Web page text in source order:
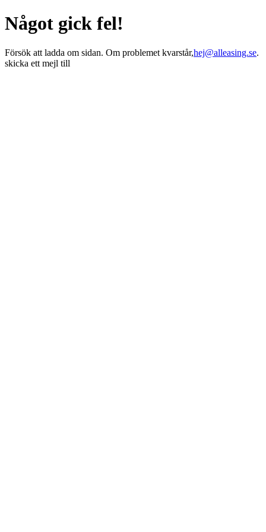
Något gick fel!
Försök att ladda om sidan. Om problemet kvarstår,hej@alleasing.se.
skicka ett mejl till